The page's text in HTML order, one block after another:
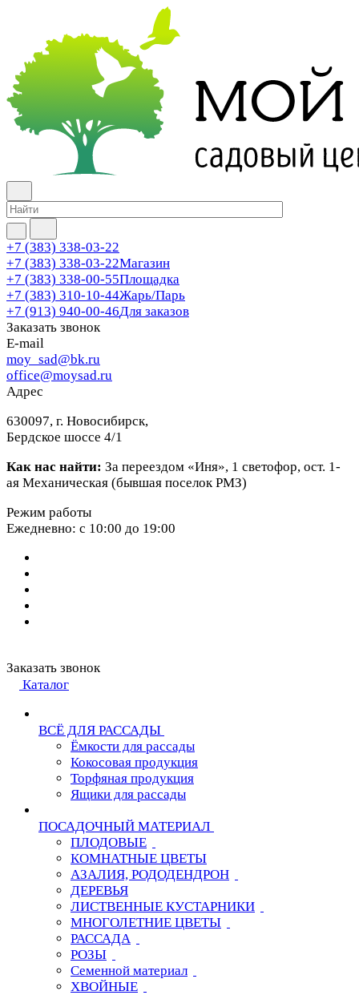
+7 (383) 338-03-22
+7 (383) 338-03-22Магазин
+7 (383) 338-00-55Площадка
+7 (383) 310-10-44Жарь/Парь
+7 (913) 940-00-46Для заказов
Заказать звонок
E-mail
moy_sad@bk.ru
office@moysad.ru
Адрес
630097, г. Новосибирск,
Бердское шоссе 4/1
Как нас найти: За переездом «Иня», 1 светофор, ост. 1-
ая Механическая (бывшая поселок РМЗ)
Режим работы
Ежедневно: с 10:00 до 19:00
Заказать звонок
Каталог
ВСЁ ДЛЯ РАССАДЫ
Ёмкости для рассады
Кокосовая продукция
Торфяная продукция
Ящики для рассады
ПОСАДОЧНЫЙ МАТЕРИАЛ
ПЛОДОВЫЕ
КОМНАТНЫЕ ЦВЕТЫ
АЗАЛИЯ, РОДОДЕНДРОН
ДЕРЕВЬЯ
ЛИСТВЕННЫЕ КУСТАРНИКИ
МНОГОЛЕТНИЕ ЦВЕТЫ
РАССАДА
РОЗЫ
Семенной материал
ХВОЙНЫЕ